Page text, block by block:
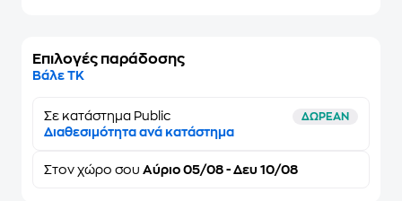
Επιλογές παράδοσης
Βάλε ΤΚ
Σε κατάστημα Public ΔΩΡΕΑΝ
Διαθεσιμότητα ανά κατάστημα
Στον χώρο σου Αύριο 05/08 - Δευ 10/08